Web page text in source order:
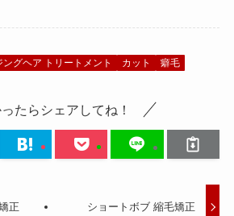
ングヘア トリートメント カット 癖毛
たらシェアしてね！
正 ショートボブ 縮毛矯正